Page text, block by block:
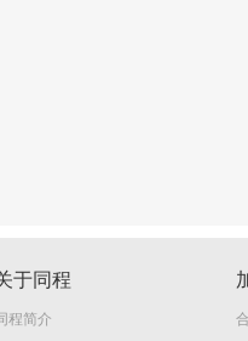
于同程
程简介